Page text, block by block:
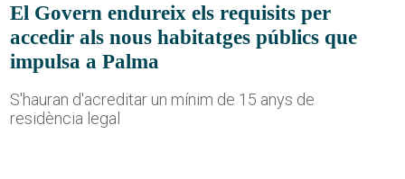
El Govern endureix els requisits per
accedir als nous habitatges públics que
impulsa a Palma
S'hauran d'acreditar un mínim de 15 anys de
residència legal